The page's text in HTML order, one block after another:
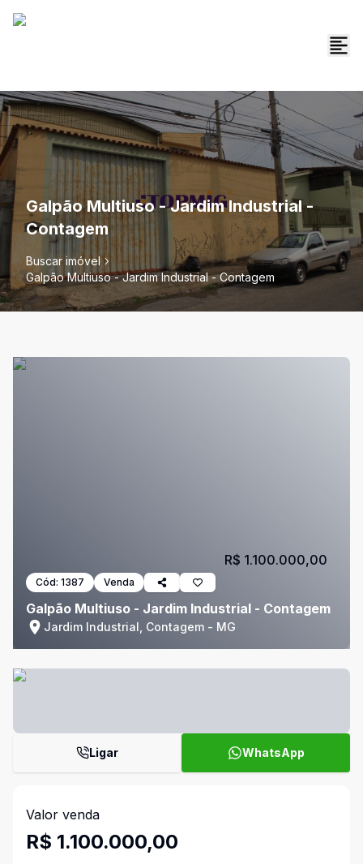
Galpão Multiuso - Jardim Industrial -
Contagem
Buscar imóvel
Galpão Multiuso - Jardim Industrial - Contagem
Cód: 1387 Venda
Galpão Multiuso - Jardim Industrial - Contagem
Jardim Industrial, Contagem - MG
R$ 1.100.000,00
Ligar WhatsApp
Valor venda
R$ 1.100.000,00